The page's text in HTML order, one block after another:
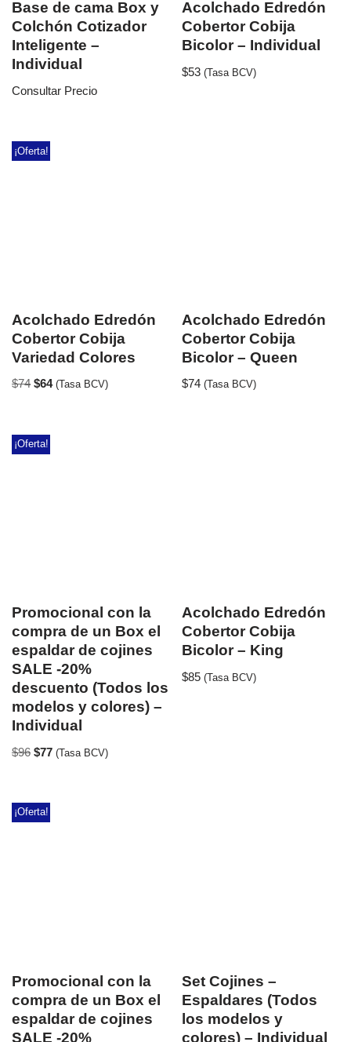
Base de cama Box y
Colchón Cotizador
Inteligente –
Individual
Consultar Precio
Acolchado Edredón
Cobertor Cobija
Bicolor – Individual
$53 (Tasa BCV)
¡Oferta!
Acolchado Edredón
Cobertor Cobija
Variedad Colores
$74 $64 (Tasa BCV)
Acolchado Edredón
Cobertor Cobija
Bicolor – Queen
$74 (Tasa BCV)
¡Oferta!
Promocional con la
compra de un Box el
espaldar de cojines
SALE -20%
descuento (Todos los
modelos y colores) –
Individual
$96 $77 (Tasa BCV)
Acolchado Edredón
Cobertor Cobija
Bicolor – King
$85 (Tasa BCV)
¡Oferta!
Promocional con la
compra de un Box el
espaldar de cojines
SALE -20%
Set Cojines –
Espaldares (Todos
los modelos y
colores) – Individual